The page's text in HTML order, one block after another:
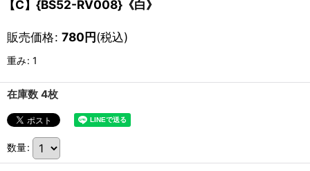
【C】{BS52-RV008}《白》
販売価格: 780円(税込)
重み: 1
在庫数 4枚
数量: